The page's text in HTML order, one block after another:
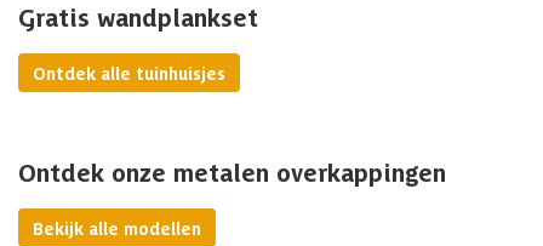
Gratis wandplankset
Ontdek alle tuinhuisjes
Ontdek onze metalen overkappingen
Bekijk alle modellen